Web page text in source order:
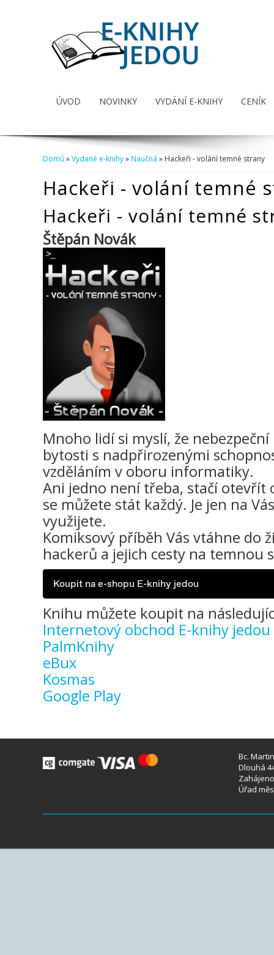
ÚVOD NOVINKY VYDÁNÍ E-KNIHY CENÍK
Domů»Vydané e-knihy»Naučná » Hackeři - volání temné strany
Hackeři - volání temné
Hackeři - volání temné
Štěpán Novák
Mnoho lidí si myslí, že
bytosti s nadpřirozenými
vzděláním v oboru informatiky.
Ani jedno není třeba, stačí otevřít
se můžete stát každý. Je jen na
využijete.
Komiksový příběh Vás vtáhne do
hackerů a jejich cesty na temnou
Koupit na e-shopu E-knihy jedou
Knihu můžete koupit na
Internetový obchod E-knihy jedou
PalmKnihy
eBux
Kosmas
Google Play
Bc.
Dlouhá
Úřad